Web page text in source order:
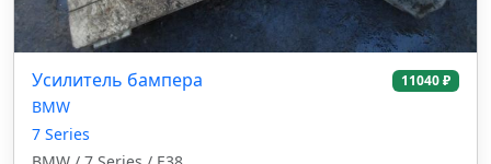
Усилитель бампера 11040 ₽
BMW
7 Series